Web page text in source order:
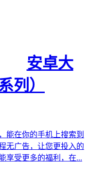
安卓大
列）
能在你的手机上搜索到
无广告，让您更投入的
享受更多的福利，在...